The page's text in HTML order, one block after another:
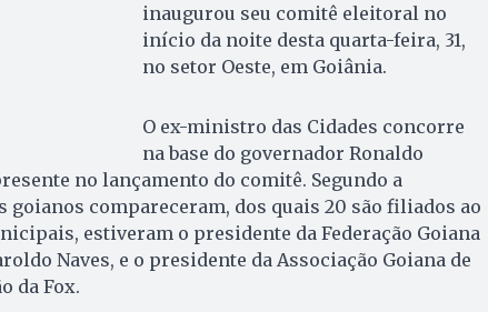
inaugurou seu comitê eleitoral no
início da noite desta quarta-feira, 31,
no setor Oeste, em Goiânia.
O ex-ministro das Cidades concorre
na base do governador Ronaldo
no lançamento do comitê. Segundo a
goianos compareceram, dos quais 20 são filiados ao
estiveram o presidente da Federação Goiana
Naves, e o presidente da Associação Goiana de
da Fox.